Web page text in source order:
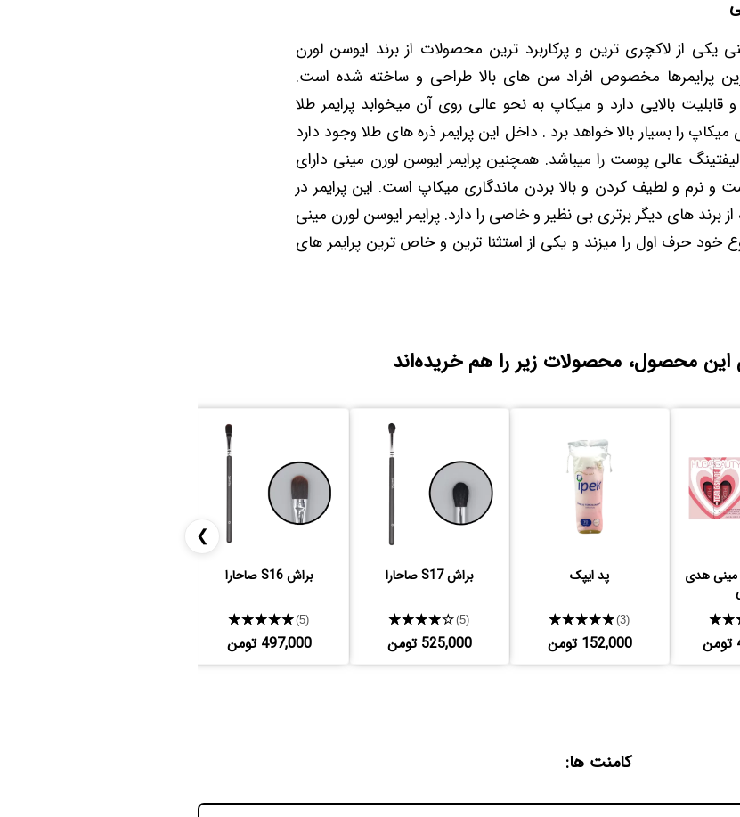
یکی از لاکچری ترین و پرکاربرد ترین محصولات از برند ایوسن لورن
پرایمرها مخصوص افراد سن های بالا طراحی و ساخته شده است.
بالایی دارد و میکاپ به نحو عالی روی آن میخوابد پرایمر طلا
را بسیار بالا خواهد برد . داخل این پرایمر ذره های طلا وجود دارد
عالی پوست را میباشد. همچنین پرایمر ایوسن لورن مینی دارای
نرم و لطیف کردن و بالا بردن ماندگاری میکاپ است. این پرایمر در
از برند های دیگر برتری بی نظیر و خاصی را دارد. پرایمر ایوسن لورن مینی
خود حرف اول را میزند و یکی از استثنا ترین و خاص ترین پرایمر های
این محصول، محصولات زیر را هم خریده‌اند
هدی
پد ایپک
★★★★★(3)
152,000 تومن
براش S17 صاحارا
★★★★★(5)
525,000 تومن
براش S16 صاحارا
★★★★★(5)
497,000 تومن
❯
کامنت ها: